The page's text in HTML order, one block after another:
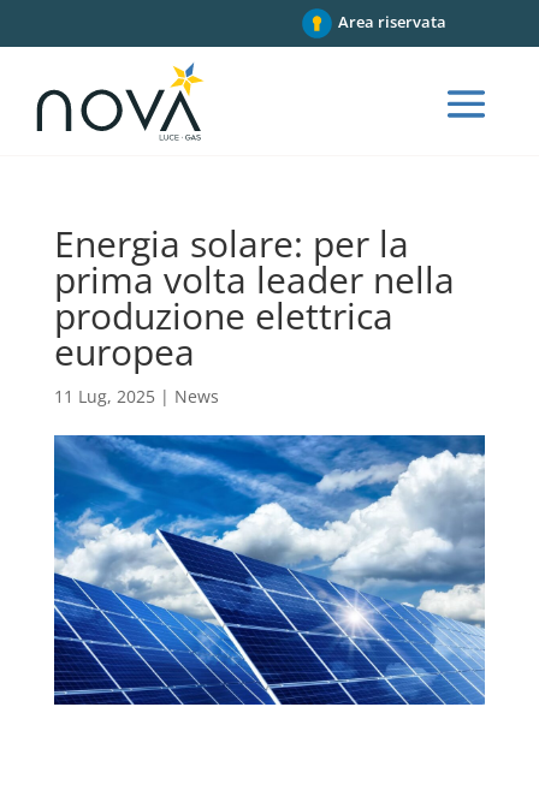
Area riservata
Energia solare: per la
prima volta leader nella
produzione elettrica
europea
11 Lug, 2025| News